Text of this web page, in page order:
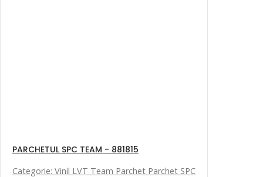
PARCHETUL SPC TEAM - 881815
Categorie: Vinil LVT Team Parchet Parchet SPC